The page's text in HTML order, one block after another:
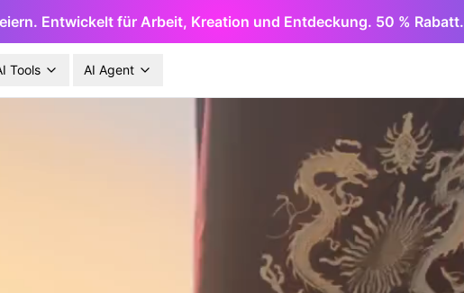
Entwickelt für Arbeit, Kreation und Entdeckung. 50 % Rabatt.
Tools AI Agent